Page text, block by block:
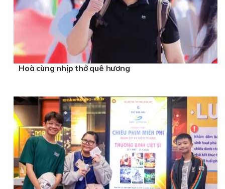
Hoà cùng nhịp thở quê hương